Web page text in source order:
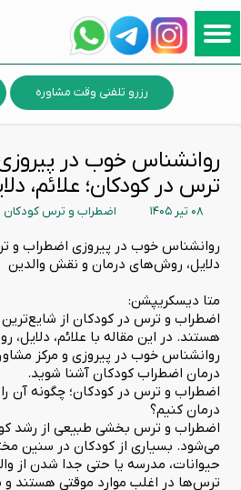
روانشناس خوب در
ترس در کودکان؛ علائم،
۰۸ تیر ۱۴۰۵ اضطراب و ترس کودکان
روانشناس خوب در پیروزی اضطراب و
دلایل، روش‌های درمان و نقش والدین
متا دیسکریپشن:
اضطراب و ترس در کودکان از
هستند. در این مقاله با علائم،
روانشناس خوب در پیروزی و مرکز
درمان اضطراب کودکان آشنا شوید.
اضطراب و ترس در کودکان؛ چگونه آن
درمان کنیم؟
اضطراب و ترس بخشی طبیعی از رشد
می‌شود. بسیاری از کودکان در سنین
حیوانات، مدرسه یا حتی جدا شدن از
ترس‌ها در اغلب موارد موقتی هستند
رزرو تلفنی وقت مشاوره